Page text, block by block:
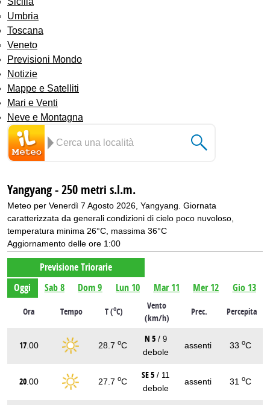
Umbria
Toscana
Veneto
Previsioni Mondo
Notizie
Mappe e Satelliti
Mari e Venti
Neve e Montagna
Yangyang - 250 metri s.l.m.
Meteo per Venerdì 7 Agosto 2026, Yangyang. Giornata
caratterizzata da generali condizioni di cielo poco nuvoloso,
temperatura minima 26°C, massima 36°C
Aggiornamento delle ore 1:00
Previsione Triorarie
Oggi
Sab 8 Dom 9 Lun 10 Mar 11 Mer 12 Gio 13
Ora Tempo T (oC)
Vento
(km/h)
Prec. Percepita
17 .00 28.7 oC
N 5 / 9
debole
assenti 33 oC
20 .00 27.7 oC
SE 5 / 11
debole
assenti 31 oC